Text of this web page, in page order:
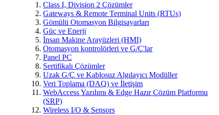
Class I, Division 2 Çözümler
Gateways & Remote Terminal Units (RTUs)
Gömülü Otomasyon Bilgisayarları
Güç ve Enerji
İnsan Makine Arayüzleri (HMI)
Otomasyon kontrolörleri ve G/Ç'lar
Panel PC
Sertifikalı Çözümler
Uzak G/Ç ve Kablosuz Algılayıcı Modüller
Veri Toplama (DAQ) ve İletişim
WebAccess Yazılımı & Edge Hazır Çözüm Platformu
(SRP)
Wireless I/O & Sensors